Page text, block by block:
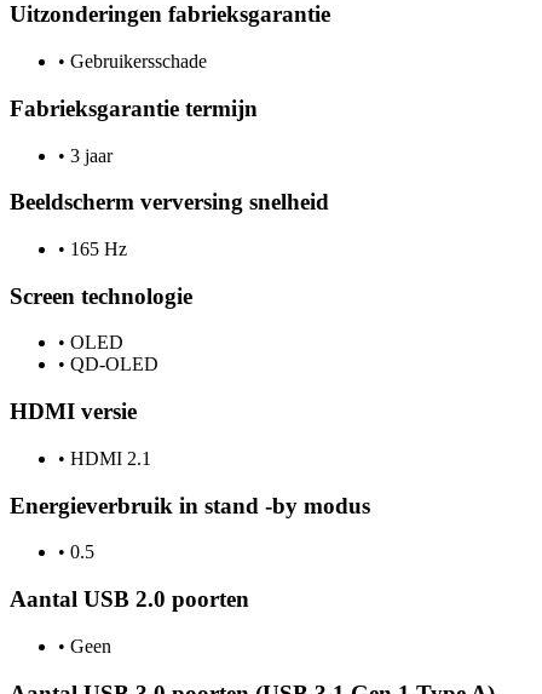
Uitzonderingen fabrieksgarantie
• Gebruikersschade
Fabrieksgarantie termijn
• 3 jaar
Beeldscherm verversing snelheid
• 165 Hz
Screen technologie
• OLED
• QD-OLED
HDMI versie
• HDMI 2.1
Energieverbruik in stand -by modus
• 0.5
Aantal USB 2.0 poorten
• Geen